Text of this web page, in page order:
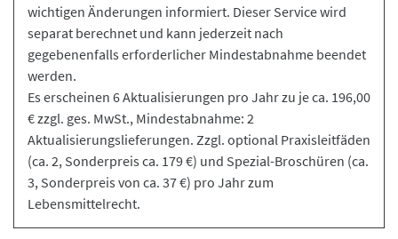
wichtigen Änderungen informiert. Dieser Service wird
separat berechnet und kann jederzeit nach
gegebenenfalls erforderlicher Mindestabnahme beendet
werden.
Es erscheinen 6 Aktualisierungen pro Jahr zu je ca. 196,00
€ zzgl. ges. MwSt., Mindestabnahme: 2
Aktualisierungslieferungen. Zzgl. optional Praxisleitfäden
(ca. 2, Sonderpreis ca. 179 €) und Spezial-Broschüren (ca.
3, Sonderpreis von ca. 37 €) pro Jahr zum
Lebensmittelrecht.